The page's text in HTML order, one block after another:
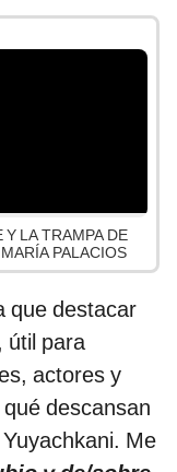
LA TRAMPA DE
PALACIOS
que destacar
útil para
actores y
descansan
Me